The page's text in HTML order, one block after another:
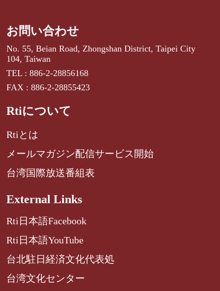
お問い合わせ
No. 55, Beian Road, Zhongshan District, Taipei City
104, Taiwan
TEL : 886-2-28856168
FAX : 886-2-28855423
Rtiについて
Rtiとは
メールマガジン配信サービス開始
台湾国際放送番組表
External Links
Rti日本語Facebook
Rti日本語YouTube
台北駐日経済文化代表処
台湾文化センター